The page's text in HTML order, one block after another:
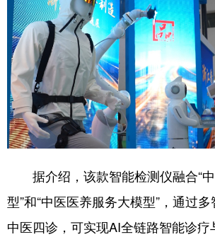
据介绍，该款智能检测仪融合“
型”和“中医医养服务大模型”，通过
中医四诊，可实现AI全链路智能诊